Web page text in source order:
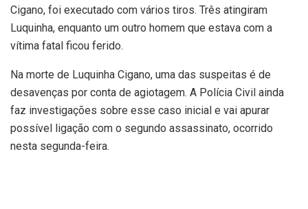
Cigano, foi executado com vários tiros. Três atingiram
Luquinha, enquanto um outro homem que estava com a
vítima fatal ficou ferido.
Na morte de Luquinha Cigano, uma das suspeitas é de
desavenças por conta de agiotagem. A Polícia Civil ainda
faz investigações sobre esse caso inicial e vai apurar
possível ligação com o segundo assassinato, ocorrido
nesta segunda-feira.